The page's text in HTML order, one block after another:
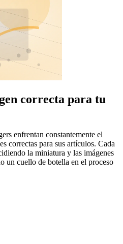
correcta para tu
enfrentan constantemente el
correctas para sus artículos. Cada
la miniatura y las imágenes
un cuello de botella en el proceso